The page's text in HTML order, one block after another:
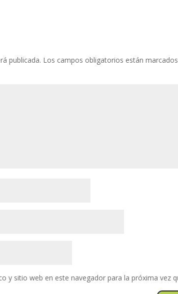
publicada. Los campos obligatorios están
y sitio web en este navegador para la próxima vez